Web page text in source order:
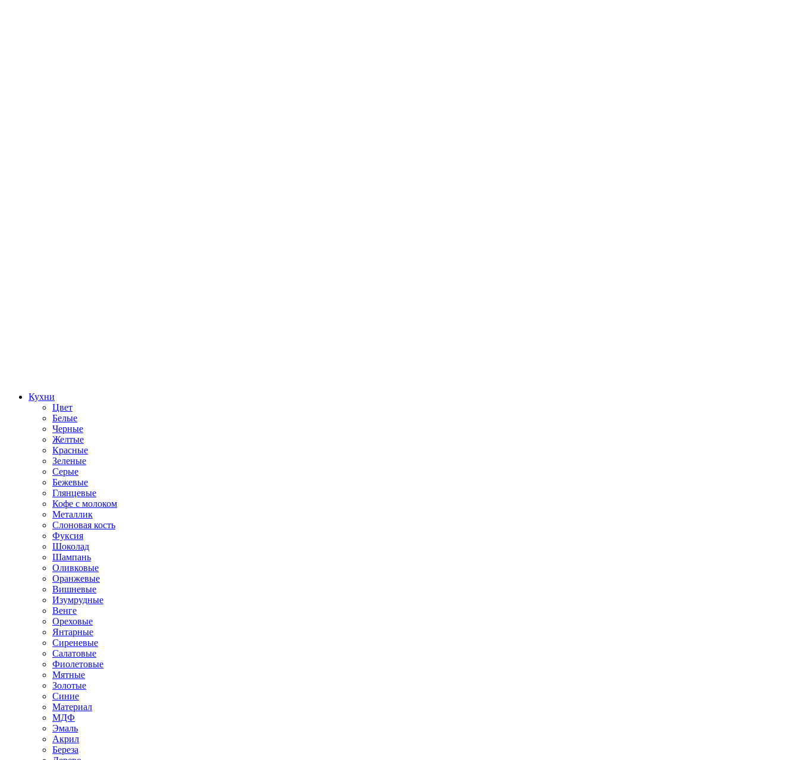
Кухни
Цвет
Белые
Черные
Желтые
Красные
Зеленые
Серые
Бежевые
Глянцевые
Кофе с молоком
Металлик
Слоновая кость
Фуксия
Шоколад
Шампань
Оливковые
Оранжевые
Вишневые
Изумрудные
Венге
Ореховые
Янтарные
Сиреневые
Салатовые
Фиолетовые
Мятные
Золотые
Синие
Материал
МДФ
Эмаль
Акрил
Береза